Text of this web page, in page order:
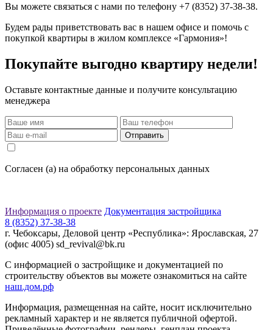
Вы можете связаться с нами по телефону +7 (8352) 37-38-38.
Будем рады приветствовать вас в нашем офисе и помочь с
покупкой квартиры в жилом комплексе «Гармония»!
Покупайте выгодно квартиру недели!
Оставьте контактные данные и получите консультацию
менеджера
Отправить
Согласен (а) на обработку персональных данных
Информация о проекте Документация застройщика
8 (8352) 37-38-38
г. Чебоксары, Деловой центр «Республика»: Ярославская, 27
(офис 4005) sd_revival@bk.ru
С информацией о застройщике и документацией по
строительству объектов вы можете ознакомиться на сайте
наш.дом.рф
Информация, размещенная на сайте, носит исключительно
рекламный характер и не является публичной офертой.